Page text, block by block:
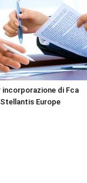
incorporazione di Fca
Europe